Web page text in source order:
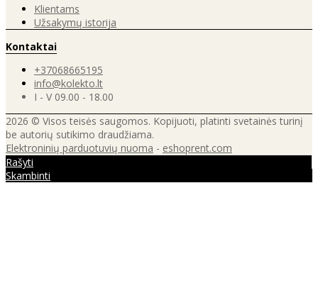
Klientams
Užsakymų istorija
Kontaktai
+37068665195
info@kolekto.lt
I - V 09.00 - 18.00
2026 © Visos teisės saugomos. Kopijuoti, platinti svetainės turinį
be autorių sutikimo draudžiama.
Elektroninių parduotuvių nuoma - eshoprent.com
Rašyti
Skambinti